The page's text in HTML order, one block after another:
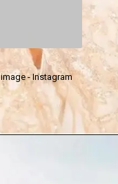
image - Instagram